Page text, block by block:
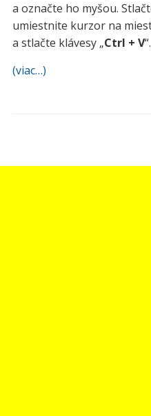
a označte ho myšou.
umiestnite kurzor na
a stlačte klávesy „Ctrl + V“.
(viac…)